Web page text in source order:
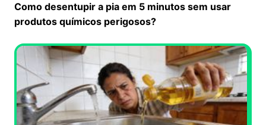
Como desentupir a pia em 5 minutos sem usar
produtos químicos perigosos?